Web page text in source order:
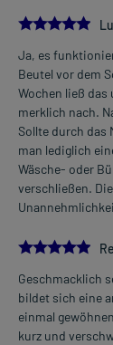
Die
Art der
Nehmen Sie
Dauer der
Die
und/oder Dauer
Arzt bestimmt.
werden, da
Bei einer
Bauchraum
Überdosierung
5.0
Ja, es
Beutel vor dem
Wochen ließ das
merklich nach.
Sollte durch das
man lediglich
Wäsche- oder
verschließen.
5.0
Geschmacklich
bildet sich eine
einmal
kurz und